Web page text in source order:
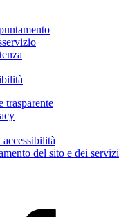
trasparente
del sito e dei servizi